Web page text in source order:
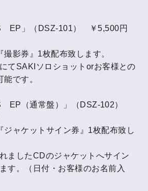
EP」（DSZ-101） ￥5,500円
影券』1枚配布致します。
てSAKIソロショットorお客様との
です。
EP（通常盤）」（DSZ-102）
ャケットサイン券』1枚配布致し
ましたCDのジャケットへサイン
す。（日付・お客様のお名前入